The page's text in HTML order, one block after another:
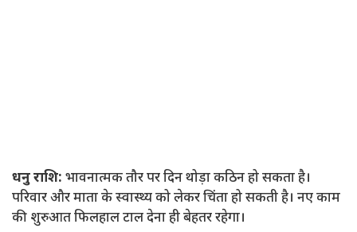
धनु राशि: भावनात्मक तौर पर दिन थोड़ा कठिन हो सकता है।
परिवार और माता के स्वास्थ्य को लेकर चिंता हो सकती है। नए काम
की शुरुआत फिलहाल टाल देना ही बेहतर रहेगा।